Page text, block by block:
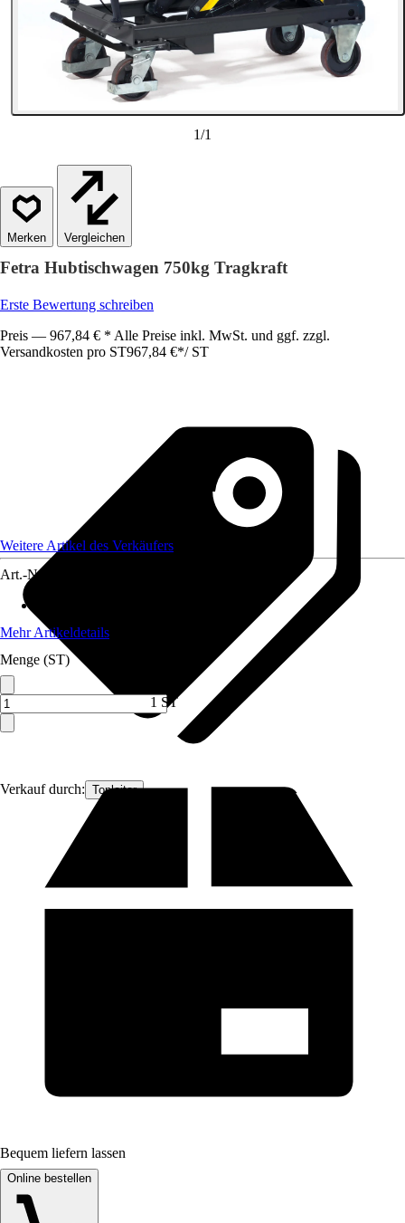
1/1
Vergleichen
Fetra Hubtischwagen 750kg Tragkraft
Erste Bewertung schreiben
Preis — 967,84 € * Alle Preise inkl. MwSt. und ggf. zzgl.
Versandkosten pro ST967,84 €*/ ST
Verkauf durch: Topleiter
Weitere Artikel des Verkäufers
Art.-Nr.
Mehr Artikeldetails
Menge (ST)
1 ST
Bequem liefern lassen
Online bestellen